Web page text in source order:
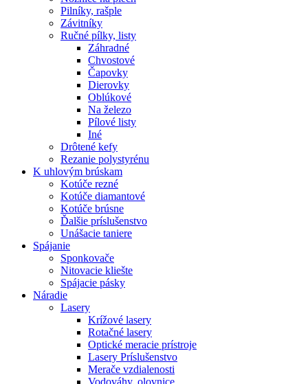
Pilníky, rašple
Závitníky
Ručné pílky, listy
Záhradné
Chvostové
Čapovky
Dierovky
Oblúkové
Na železo
Pílové listy
Iné
Drôtené kefy
Rezanie polystyrénu
K uhlovým brúskam
Kotúče rezné
Kotúče diamantové
Kotúče brúsne
Ďalšie príslušenstvo
Unášacie taniere
Spájanie
Sponkovače
Nitovacie kliešte
Spájacie pásky
Náradie
Lasery
Krížové lasery
Rotačné lasery
Optické meracie prístroje
Lasery Príslušenstvo
Merače vzdialenosti
Vodováhy, olovnice